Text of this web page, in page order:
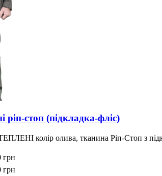
ріп-стоп (підкладка-фліс)
колір олива, тканина Ріп-Стоп з
грн
грн